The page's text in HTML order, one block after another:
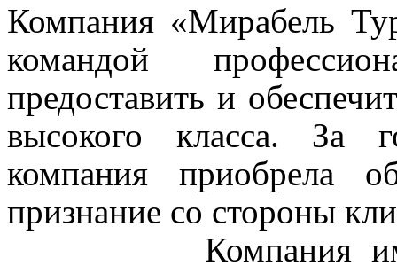
Компания «Мирабель
командой
предоставить и
высокого класса. За
компания приобрела
признание со стороны
Компания